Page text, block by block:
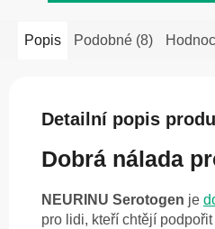
Popis Podobné (8)
Detailní popis
Dobrá nálada
NEURINU Serotogen je
pro lidi, kteří chtějí